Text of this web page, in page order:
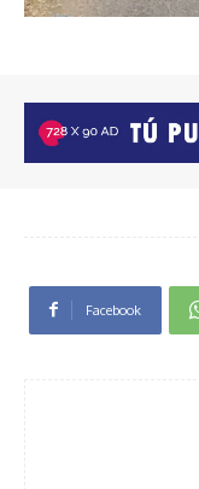
Facebook